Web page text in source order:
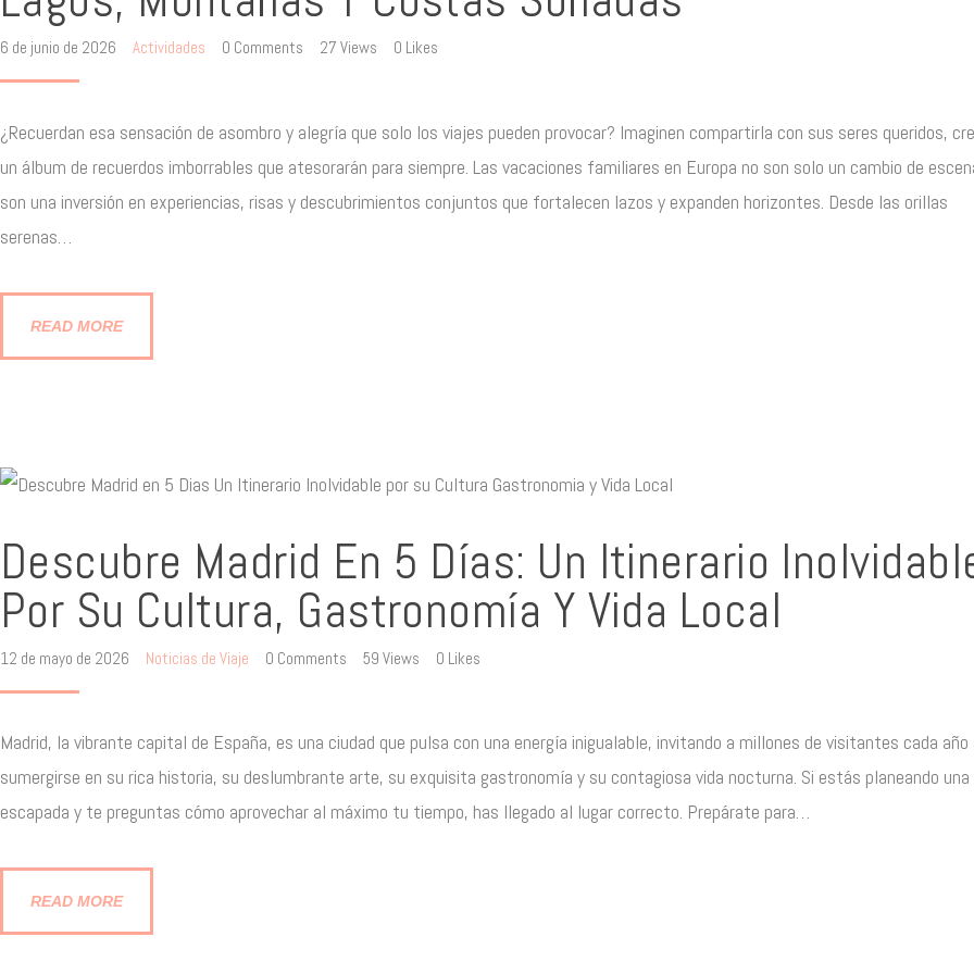
6 de junio de 2026 Actividades 0 Comments 27 Views 0 Likes
¿Recuerdan esa sensación de asombro y alegría que solo los viajes pueden provocar? Imaginen compartirla con sus seres queridos,
un álbum de recuerdos imborrables que atesorarán para siempre. Las vacaciones familiares en Europa no son solo un cambio de
son una inversión en experiencias, risas y descubrimientos conjuntos que fortalecen lazos y expanden horizontes. Desde las orillas
serenas…
READ MORE
Descubre Madrid En 5 Días: Un Itinerario
Por Su Cultura, Gastronomía Y Vida Local
12 de mayo de 2026 Noticias de Viaje 0 Comments 59 Views 0 Likes
Madrid, la vibrante capital de España, es una ciudad que pulsa con una energía inigualable, invitando a millones de visitantes cada año
sumergirse en su rica historia, su deslumbrante arte, su exquisita gastronomía y su contagiosa vida nocturna. Si estás planeando una
escapada y te preguntas cómo aprovechar al máximo tu tiempo, has llegado al lugar correcto. Prepárate para…
READ MORE